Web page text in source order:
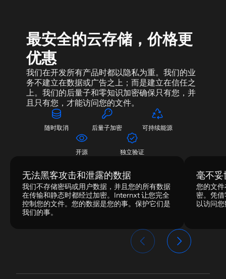
最安全的云存储，价格更
优惠
我们在开发所有产品时都以隐私为重。我们的业
务不建立在数据或广告之上；而是建立在信任之
上。我们的后量子和零知识加密确保只有您，并
且只有您，才能访问您的文件。
随时取消 后量子加密 可持续能源
开源 独立验证
无法黑客攻击和泄露的数据
我们不存储密码或用户数据，并且您的所有数据
在传输和静态时都经过加密。Internxt 让您完全
控制您的文件。您的数据是您的事。保护它们是
我们的事。
毫不妥
您的文
密。凭
以访问